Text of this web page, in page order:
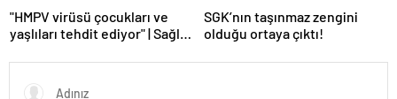
"HMPV virüsü çocukları ve
yaşlıları tehdit ediyor" | Sağlık
SGK’nın taşınmaz zengini
olduğu ortaya çıktı!